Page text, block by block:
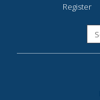
Register